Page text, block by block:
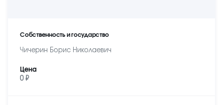
Собственность и государство
Чичерин Борис Николаевич
Цена
0 ₽